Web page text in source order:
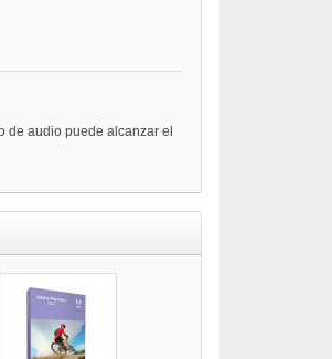
de audio puede alcanzar el